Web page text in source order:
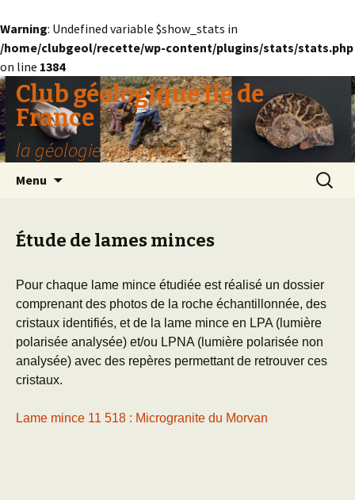
Warning: Undefined variable $show_stats in
/home/clubgeol/recette/wp-content/plugins/stats/stats.php
on line 1384
Club géologique Ile de
France
la géologie entre amis
Menu
Étude de lames minces
Pour chaque lame mince étudiée est réalisé un dossier
comprenant des photos de la roche échantillonnée, des
cristaux identifiés, et de la lame mince en LPA (lumière
polarisée analysée) et/ou LPNA (lumière polarisée non
analysée) avec des repères permettant de retrouver ces
cristaux.
Lame mince 11 518 : Microgranite du Morvan